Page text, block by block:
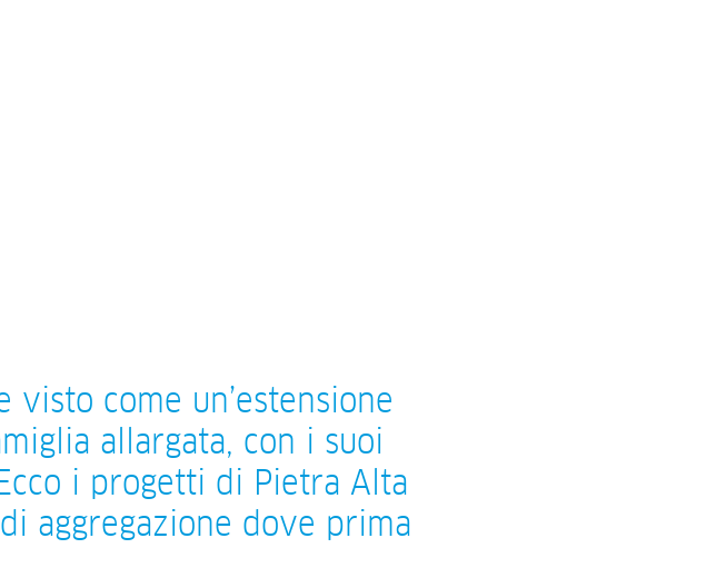
visto come un’estensione
allargata, con i suoi
i progetti di Pietra Alta
aggregazione dove prima